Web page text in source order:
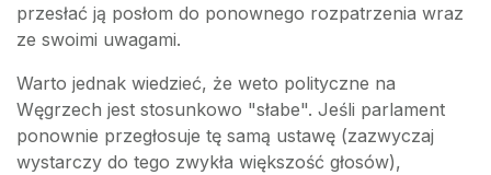
przesłać ją posłom do ponownego rozpatrzenia wraz
ze swoimi uwagami.
Warto jednak wiedzieć, że weto polityczne na
Węgrzech jest stosunkowo "słabe". Jeśli parlament
ponownie przegłosuje tę samą ustawę (zazwyczaj
wystarczy do tego zwykła większość głosów),